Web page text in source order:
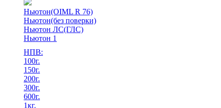
Ньютон(OIML R 76)
Ньютон(без поверки)
Ньютон ЛС(ГЛС)
Ньютон 1
НПВ:
100г.
150г.
200г.
300г.
600г.
1кг.